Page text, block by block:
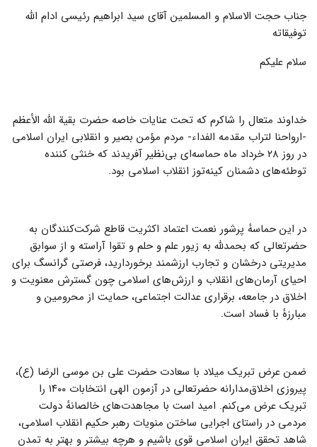
جناب حجت الاسلام و المسلمین آقای سید ابراهیم رئیسی ادام الله
توفیقاته
سلام علیکم
خداوند متعال را شاکرم که تحت عنایات خاصه حضرت بقیة الله الأعظم
-ارواحنا لتراب مقدمه الفداء- مردم مؤمن بصیر و انقلابی ایران اسلامی
در روز ۲۸ خرداد ماه حماسه‌ای بی‌نظیر آفریدند که خنثی کننده
توطئه‌های دشمنان کینه‌توز انقلاب اسلامی بود.
در این حماسهٔ پرشور نعمت اعتماد اکثریت قاطع شرکت‌کنندگان به
حضرتعالی که بحمدلله به زیور علم و حلم و تقوا آراسته و از سوابق
مدیریتی درخشان و تجارب ارزشمند برخوردارید، فرصتی گرانسگ برای
احیای آرمان‌های انقلاب و ارزش‌های اسلامی چون گسترش معنویت و
اخلاق در جامعه، برقراری عدالت اجتماعی، حمایت از محرومین و
مبارزهٔ با فساد است.
ضمن عرض تبریک میلاد با سعادت حضرت علی بن موسی الرضا (ع)،
پیروزی اخلاق‌مدارانه حضرتعالی در آزمون الهی انتخابات ۱۴۰۰ را
تبریک عرض می‌کنم. امید است با مجاهدت‌های خالصانهٔ دولت
مردمی در راستای اجرایی ساختن منویات رهبر حکیم انقلاب اسلامی،
شاهد تحقق ایران اسلامی قوی باشیم و هرچه بیشتر و بهتر به تمدن